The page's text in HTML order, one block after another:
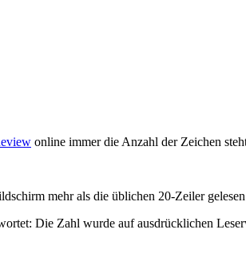
online immer die Anzahl der Zeichen
mehr als die üblichen 20-Zeiler
Die Zahl wurde auf ausdrücklichen